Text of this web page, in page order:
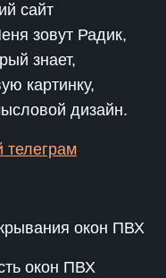
сайт
зовут Радик,
знает,
картинку,
дизайн.
телеграм
окон ПВХ
окон ПВХ